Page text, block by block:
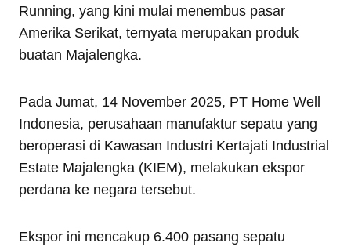
Running, yang kini mulai menembus pasar
Amerika Serikat, ternyata merupakan produk
buatan Majalengka.
Pada Jumat, 14 November 2025, PT Home Well
Indonesia, perusahaan manufaktur sepatu yang
beroperasi di Kawasan Industri Kertajati Industrial
Estate Majalengka (KIEM), melakukan ekspor
perdana ke negara tersebut.
Ekspor ini mencakup 6.400 pasang sepatu